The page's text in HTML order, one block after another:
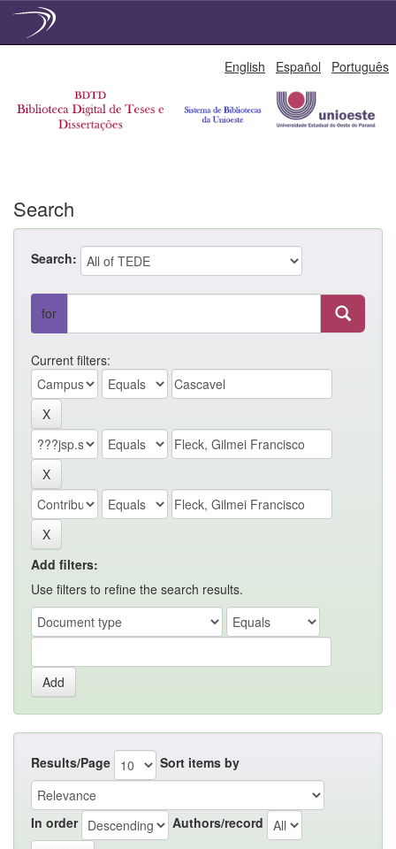
English Español Português
Search
Search:
for
Current filters:
Add filters:
Use filters to refine the search results.
Results/Page Sort items by
In order Authors/record